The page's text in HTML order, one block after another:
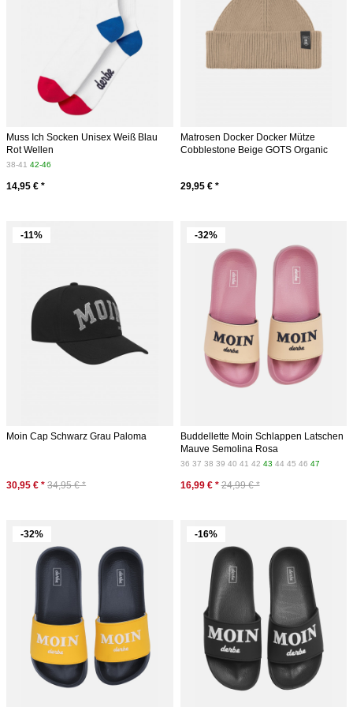
Muss Ich Socken Unisex Weiß Blau
Rot Wellen
38-4142-46
14,95 € *
Matrosen Docker Docker Mütze
Cobblestone Beige GOTS Organic
29,95 € *
-11%
Moin Cap Schwarz Grau Paloma
30,95 € * 34,95 € *
-32%
Buddellette Moin Schlappen Latschen
Mauve Semolina Rosa
36 37 38 39 40 41 42 43 44 45 46 47
16,99 € * 24,99 € *
-32% -16%